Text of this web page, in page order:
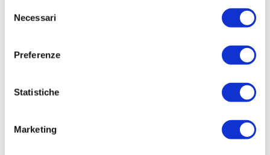
delNecessari
Preferenze
Statistiche
Marketing
CASSETTIERA IN LEGNO SU RUOTE